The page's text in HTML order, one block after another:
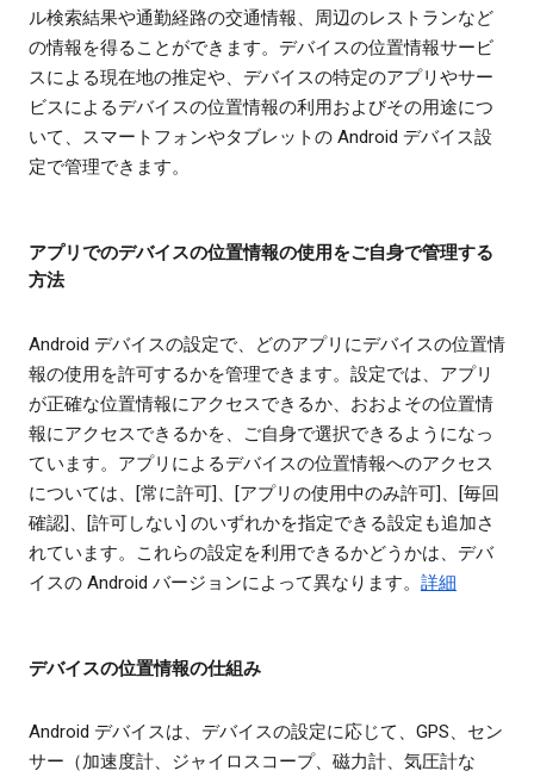
ル検索結果や通勤経路の交通情報、周辺のレストランなど
の情報を得ることができます。デバイスの位置情報サービ
スによる現在地の推定や、デバイスの特定のアプリやサー
ビスによるデバイスの位置情報の利用およびその用途につ
いて、スマートフォンやタブレットの Android デバイス設
定で管理できます。
アプリでのデバイスの位置情報の使用をご自身で管理する
方法
Android デバイスの設定で、どのアプリにデバイスの位置情
報の使用を許可するかを管理できます。設定では、アプリ
が正確な位置情報にアクセスできるか、おおよその位置情
報にアクセスできるかを、ご自身で選択できるようになっ
ています。アプリによるデバイスの位置情報へのアクセス
については、[常に許可]、[アプリの使用中のみ許可]、[毎回
確認]、[許可しない] のいずれかを指定できる設定も追加さ
れています。これらの設定を利用できるかどうかは、デバ
イスの Android バージョンによって異なります。 詳細
デバイスの位置情報の仕組み
Android デバイスは、デバイスの設定に応じて、GPS、セン
サー（加速度計、ジャイロスコープ、磁力計、気圧計な